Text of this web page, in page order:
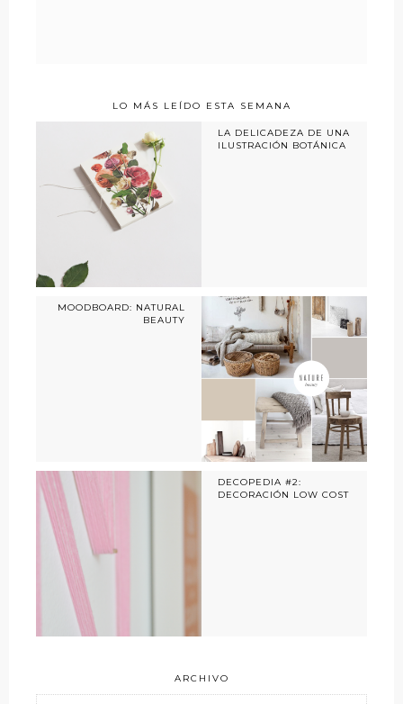
LO MÁS LEÍDO ESTA SEMANA
LA DELICADEZA DE UNA
ILUSTRACIÓN BOTÁNICA
MOODBOARD: NATURAL
BEAUTY
DECOPEDIA #2:
DECORACIÓN LOW COST
ARCHIVO